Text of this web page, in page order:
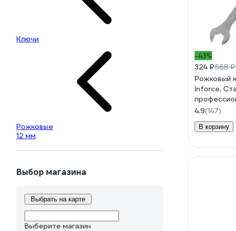
Ключи
Рожковые
12 мм
Выбор магазина
Выбрать на карте
Выберите магазин
-43%
324 ₽568 ₽
Рожковый
Inforce,
60
4.9(147)
В корзину